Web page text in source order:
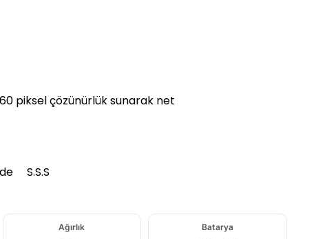
piksel çözünürlük sunarak net
S.S.S
Ağırlık Batarya